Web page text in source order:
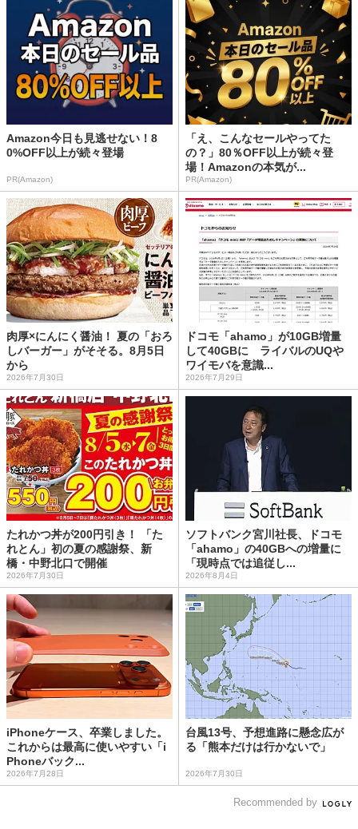
Amazon今日も見逃せない！8
0%OFF以上が続々登場
PR(Amazon)
「え、こんなセールやってた
の？」80％OFF以上が続々登
場！Amazonの本気が...
PR(Amazon)
肉厚×にんにく醤油！ 夏の「おろ
しバーガー」がそそる。8月5日
から
2026年7月30日
ドコモ「ahamo」が10GB増量
して40GBに ライバルのUQや
ワイモバを意識...
2026年7月29日
たれかつ丼が200円引き！ 「た
れとん」初の夏の感謝祭、新
橋・中野北口で開催
2026年7月30日
ソフトバンク宮川社長、ドコモ
「ahamo」の40GBへの増量に
「現時点では追従し...
2026年8月4日
iPhoneケース、卒業しました。
これからは最高に使いやすい「i
Phoneバック...
2026年7月28日
台風13号、予想進路に懸念広が
る「熊本だけは行かないで」
2026年7月30日
Recommended by